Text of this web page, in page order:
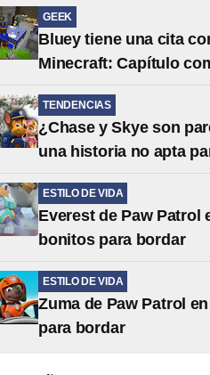
GEEK
Bluey tiene una cita
Minecraft: Capítulo
TENDENCIAS
¿Chase y Skye son
una historia no apta
ESTILO DE VIDA
Everest de Paw Patrol
bonitos para bordar
ESTILO DE VIDA
Zuma de Paw Patrol
para bordar